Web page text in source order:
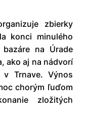
zbierky
konci minulého
na Úrade
ako aj na nádvorí
v Trnave. Výnos
chorým ľuďom
zložitých